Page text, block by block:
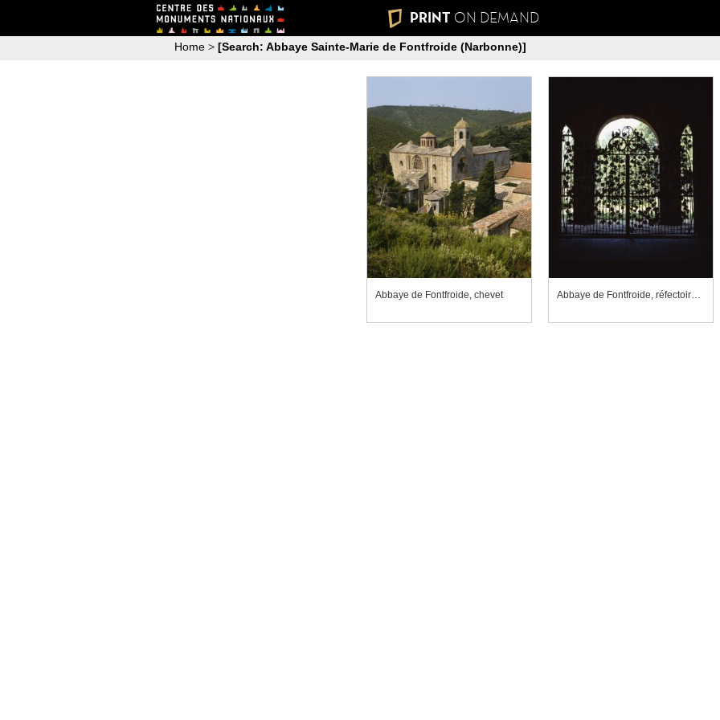
PRINT ON DEMAND
Home > [Search: Abbaye Sainte-Marie de Fontfroide (Narbonne)]
Abbaye de Fontfroide, chevet Abbaye de Fontfroide, réfectoire des convers, grille